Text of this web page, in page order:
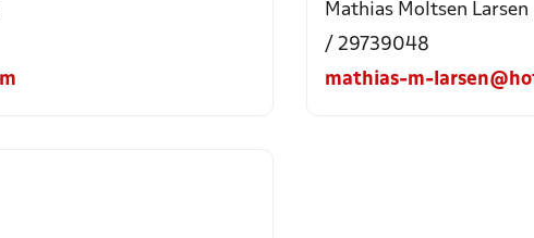
Mathias Moltsen Larsen
/ 29739048
mathias-m-